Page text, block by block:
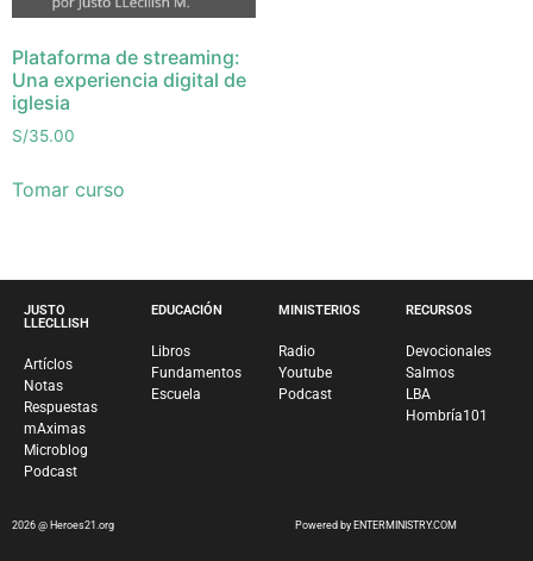
Plataforma de streaming:
Una experiencia digital de
iglesia
S/35.00
Tomar curso
JUSTO
LLECLLISH
Artíclos
Notas
Respuestas
mAximas
Microblog
Podcast
EDUCACIÓN
Libros
Fundamentos
Escuela
MINISTERIOS
Radio
Youtube
Podcast
RECURSOS
Devocionales
Salmos
LBA
Hombría101
2026 @ Heroes21.org Powered by ENTERMINISTRY.COM